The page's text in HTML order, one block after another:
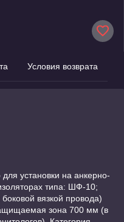
Условия возврата
установки на анкерно-
типа: ШФ-10;
вязкой провода)
зона 700 мм (в